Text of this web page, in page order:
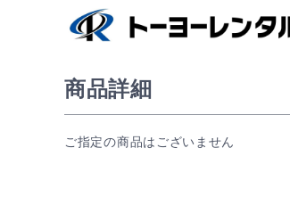
商品詳細
ご指定の商品はございません